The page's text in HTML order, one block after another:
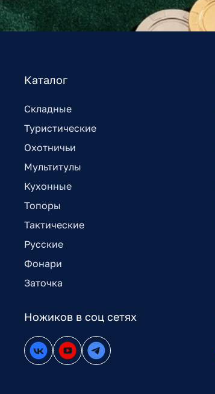
Каталог
Складные
Туристические
Охотничьи
Мультитулы
Кухонные
Топоры
Тактические
Русские
Фонари
Заточка
Ножиков в соц сетях